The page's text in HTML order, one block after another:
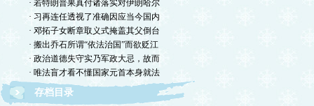
· 若特朗普果真付诸落实对伊朗哈尔
· 习再连任透视了准确因应当今国内
· 邓拓子女断章取义式掩盖其父倒台
· 搬出乔石所谓“依法治国”而欲贬江
· 政治道德失守实乃军政大忌，故而
· 唯法盲才看不懂国家元首本身就法
存档目录